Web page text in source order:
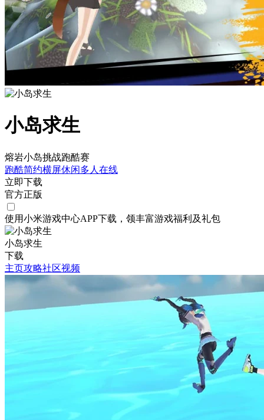
小岛求生
熔岩小岛挑战跑酷赛
跑酷简约横屏休闲多人在线
立即下载
官方正版
使用小米游戏中心APP下载 ，领丰富游戏福利 及礼包
小岛求生
下载
主页攻略社区视频